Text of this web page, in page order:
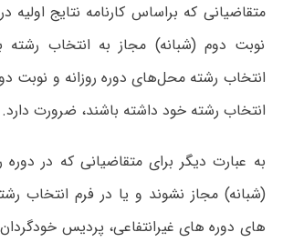
متقاضیانی که براساس کارنامه نتایج اولیه
نوبت دوم (شبانه) مجاز به انتخاب رشته
انتخاب رشته محل‌های دوره روزانه و نوبت
انتخاب رشته خود داشته باشند، ضرورت دارد.
به عبارت دیگر برای متقاضیانی که در دوره
(شبانه) مجاز نشوند و یا در فرم انتخاب
های دوره های غیرانتفاعی، پردیس